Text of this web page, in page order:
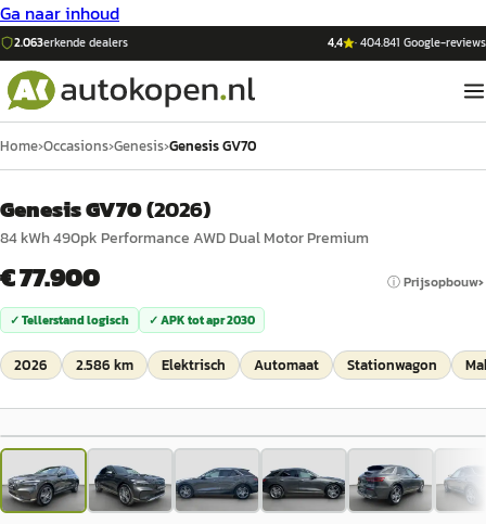
Ga naar inhoud
2.063erkende dealers 4,4 ·404.841 Google-reviews
Home›Occasions›Genesis›Genesis GV70
Genesis GV70(2026)
84 kWh 490pk Performance AWD Dual Motor Premium
€ 77.900 ⓘ Prijsopbouw
✓ Tellerstand logisch ✓ APK totapr 2030
2026 2.586 km Elektrisch Automaat Stationwagon
1/34